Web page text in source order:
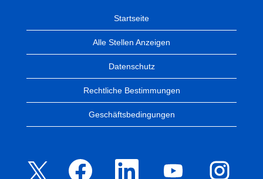
Startseite
Alle Stellen Anzeigen
Datenschutz
Rechtliche Bestimmungen
Geschäftsbedingungen
W
W
W
W